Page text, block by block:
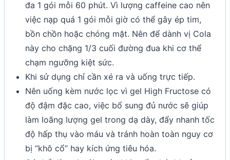
đa 1 gói mỗi 60 phút. Vì lượng caffeine cao nên
việc nạp quá 1 gói mỗi giờ có thể gây ép tim,
bồn chồn hoặc chóng mặt. Nên để dành vị Cola
này cho chặng 1/3 cuối đường đua khi cơ thể
chạm ngưỡng kiệt sức.
Khi sử dụng chỉ cần xé ra và uống trực tiếp.
Nên uống kèm nước lọc vì gel High Fructose có
độ đậm đặc cao, việc bổ sung đủ nước sẽ giúp
làm loãng lượng gel trong dạ dày, đẩy nhanh tốc
độ hấp thụ vào máu và tránh hoàn toàn nguy cơ
bị “khô cổ” hay kích ứng tiêu hóa.